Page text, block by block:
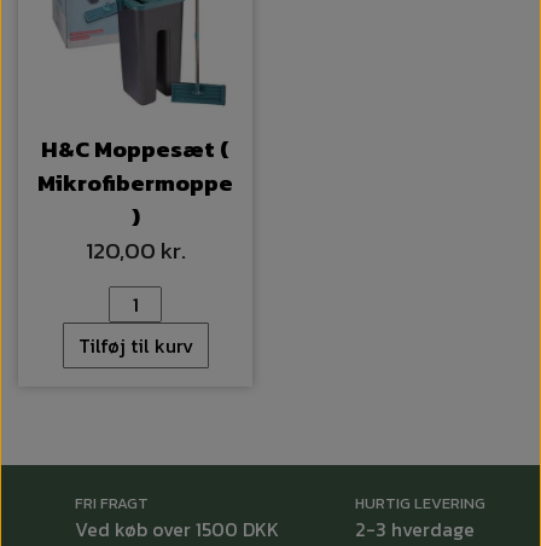
H&C Moppesæt (
Mikrofibermoppe
)
120,00 kr.
Tilføj til kurv
FRI FRAGT
Ved køb over 1500 DKK
HURTIG LEVERING
2-3 hverdage